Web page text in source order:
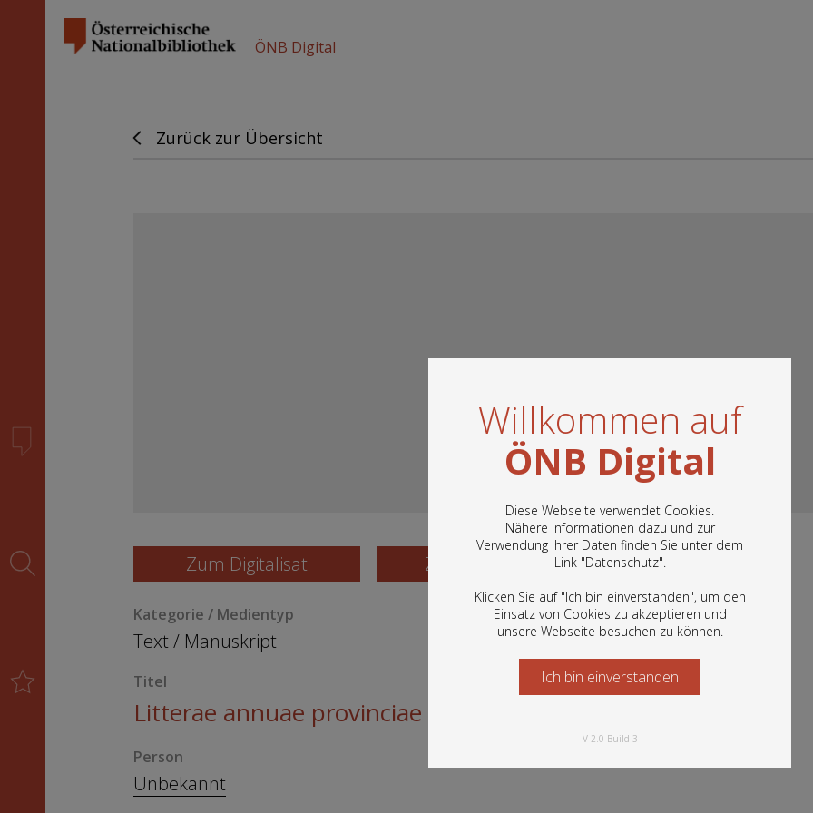
Willkommen auf
ÖNB Digital
Diese Webseite verwendet Cookies.
Nähere Informationen dazu und zur
Verwendung Ihrer Daten finden Sie unter dem
Link "Datenschutz".
Klicken Sie auf "Ich bin einverstanden", um den
Einsatz von Cookies zu akzeptieren und
unsere Webseite besuchen zu können.
In diesem Portal finden Sie die digitalen
Bestände der Österreichischen
Grafiken und vieles mehr.
Ich bin einverstanden
Starten Sie jetzt
V 2.0 Build 3
ÖNB Digital
Zurück zur Übersicht
Zum Digitalisat Zum Katalogisat
Kategorie / Medientyp
Text/ Manuskript
Titel
Litterae annuae provinciae Austriae Societatis Iesu a. 1670
Person
Unbekannt